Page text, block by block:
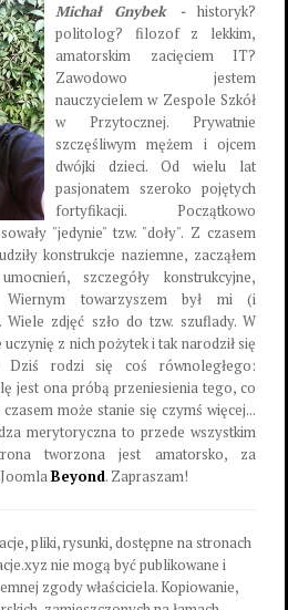
Michał Gnybek - historyk?
politolog? filozof z lekkim,
amatorskim zacięciem IT?
Zawodowo jestem
nauczycielem w Zespole Szkół
w Przytocznej. Prywatnie
szczęśliwym mężem i ojcem
dwójki dzieci. Od wielu lat
pasjonatem szeroko pojętych
fortyfikacji. Początkowo
"jedynie" tzw. "doły". Z czasem
konstrukcje naziemne, zacząłem
szczegóły konstrukcyjne,
Wiernym towarzyszem był mi (i
zdjęć szło do tzw. szuflady. W
z nich pożytek i tak narodził się
Dziś rodzi się coś równoległego:
jest ona próbą przeniesienia tego, co
może stanie się czymś więcej...
merytoryczna to przede wszystkim
tworzona jest amatorsko, za
Beyond. Zapraszam!
pliki, rysunki, dostępne na stronach
nie mogą być publikowane i
zgody właściciela. Kopiowanie,